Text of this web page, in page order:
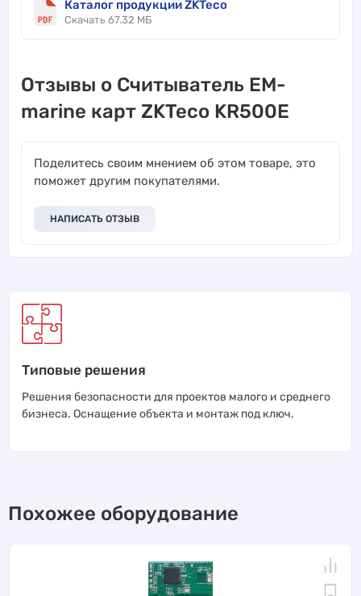
Каталог продукции ZKTeco
Скачать 67.32 МБ
Отзывы о Считыватель EM-
marine карт ZKTeco KR500E
Поделитесь своим мнением об этом товаре, это
поможет другим покупателями.
НАПИСАТЬ ОТЗЫВ
Типовые решения
Решения безопасности для проектов малого и среднего
бизнеса. Оснащение объекта и монтаж под ключ.
Похожее оборудование